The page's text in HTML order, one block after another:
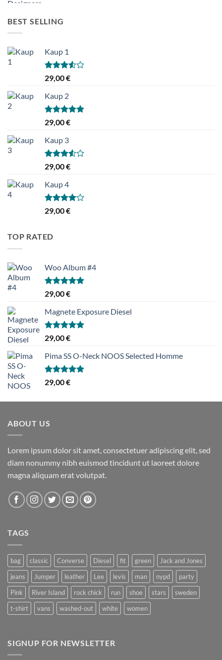
BEST SELLING
Kaup 1
Hinnanguga
3.50
29,00€
Kaup 2
Hinnanguga
5.00
29,00€
Kaup 3
Hinnanguga
3.50
29,00€
Kaup 4
Hinnanguga
4.00
29,00€
TOP RATED
Woo Album #4
Hinnanguga
5.00
29,00€
Magnete Exposure Diesel
Hinnanguga
5.00
29,00€
Pima SS O-Neck NOOS Selected Homme
Hinnanguga
5.00
29,00€
ABOUT US
Lorem ipsum dolor sit amet, consectetuer adipiscing elit, sed
diam nonummy nibh euismod tincidunt ut laoreet dolore
magna aliquam erat volutpat.
TAGS
bag classic Converse Diesel fit green
Jack and Jones
jeans
Jumper leather Lee levis man nypd
party
Pink
River Island rock chick run shoe stars
sweden
t-shirt
vans washed-out white women
SIGNUP FOR NEWSLETTER